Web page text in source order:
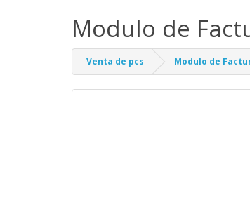
Modulo de
Venta de pcs Modulo de